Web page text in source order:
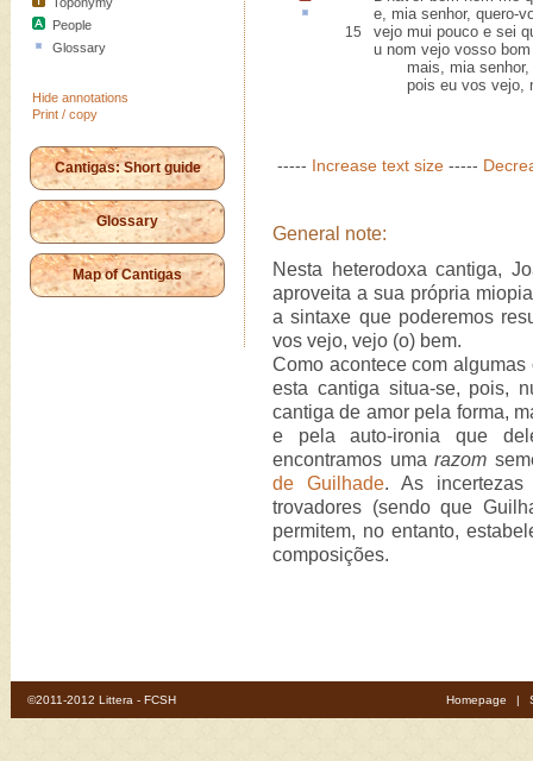
People
Glossary
Hide annotations
Print / copy
Cantigas: Short guide
Glossary
Map of Cantigas
e, mia senhor, quero-
15
vejo mui pouco e sei
u nom vejo vosso
mais, mia senhor,
pois eu vos vejo,
----- Increase text size -----
General note:
Nesta heterodoxa cantiga,
aproveita a sua própria
a sintaxe que poderemos
vos vejo, vejo (o) bem.
Como acontece com
esta cantiga situa-se, pois,
cantiga de amor pela forma,
e pela auto-ironia que
encontramos umarazom
de Guilhade. As
trovadores (sendo que
permitem, no entanto,
composições.
©2011-2012 Littera - FCSH Homepage |